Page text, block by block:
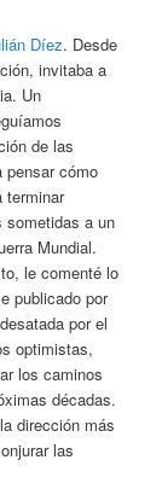
Díez. Desde
invitaba a
Un
de las
pensar cómo
terminar
sometidas a un
Mundial.
le comenté lo
publicado por
por el
optimistas,
los caminos
décadas.
dirección más
las